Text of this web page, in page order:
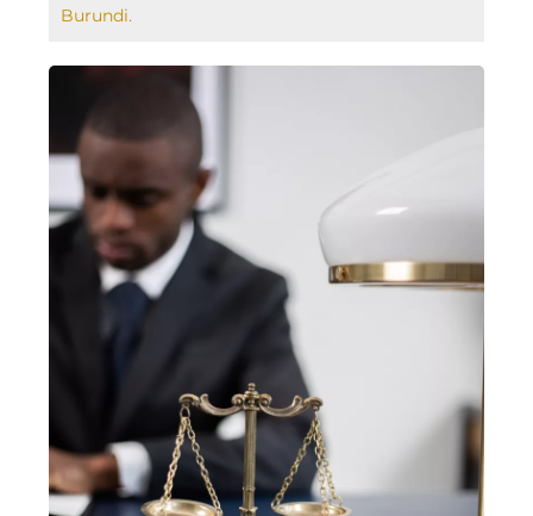
Burundi.